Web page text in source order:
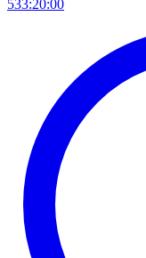
533:20:00